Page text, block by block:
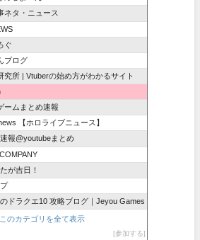
ネタ・ニュース
ぐ
ブログ
究所 | Vtuberの始め方がわかるサイト
ームまとめ速報
【ホロライブニュース】
報@youtubeまとめ
が吉日！
ドラクエ10 攻略ブログ｜Jeyou Games
このカテゴリを全て表示
参加する